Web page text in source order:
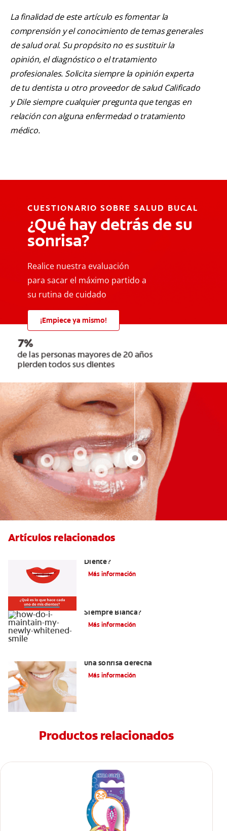
La finalidad de este artículo es fomentar la
comprensión y el conocimiento de temas generales
de salud oral. Su propósito no es sustituir la
opinión, el diagnóstico o el tratamiento
profesionales. Solicita siempre la opinión experta
de tu dentista u otro proveedor de salud Calificado
y Dile siempre cualquier pregunta que tengas en
relación con alguna enfermedad o tratamiento
médico.
CUESTIONARIO SOBRE SALUD BUCAL
¿Qué hay detrás de su
sonrisa?
Realice nuestra evaluación
para sacar el máximo partido a
su rutina de cuidado
¡Empiece ya mismo!
Artículos relacionados
Diente?
Más información
Siempre Blanca?
Más información
una sonrisa derecha
Más información
Productos relacionados